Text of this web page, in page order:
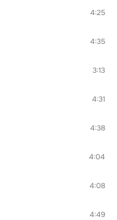
4:25
4:35
3:13
4:31
4:38
4:04
4:08
4:49